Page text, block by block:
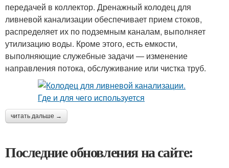
передачей в коллектор. Дренажный колодец для
ливневой канализации обеспечивает прием стоков,
распределяет их по подземным каналам, выполняет
утилизацию воды. Кроме этого, есть емкости,
выполняющие служебные задачи — изменение
направления потока, обслуживание или чистка труб.
читать дальше →
Последние обновления на сайте: